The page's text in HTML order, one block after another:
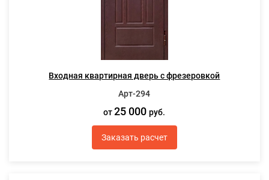
Входная квартирная дверь с фрезеровкой
Арт-294
от25 000руб.
Заказать расчет